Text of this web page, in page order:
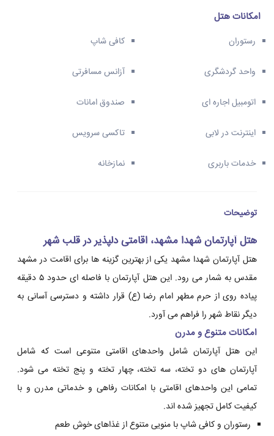
امکانات هتل
رستوران کافی شاپ
واحد گردشگری آزانس مسافرتی
اتومبیل اجاره ای صندوق امانات
اینترنت در لابی تاکسی سرویس
خدمات باربری نمازخانه
توضیحات
هتل آپارتمان شهدا مشهد، اقامتی دلپذیر در قلب شهر
هتل آپارتمان شهدا مشهد یکی از بهترین گزینه ها برای اقامت در مشهد
مقدس به شمار می رود. این هتل آپارتمان با فاصله ای حدود ۵ دقیقه
پیاده روی از حرم مطهر امام رضا (ع) قرار داشته و دسترسی آسانی به
دیگر نقاط شهر را فراهم می آورد.
امکانات متنوع و مدرن
این هتل آپارتمان شامل واحدهای اقامتی متنوعی است که شامل
آپارتمان های دو تخته، سه تخته، چهار تخته و پنج تخته می شود.
تمامی این واحدهای اقامتی با امکانات رفاهی و خدماتی مدرن و با
کیفیت کامل تجهیز شده اند.
رستوران و کافی شاپ با منویی متنوع از غذاهای خوش طعم